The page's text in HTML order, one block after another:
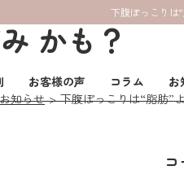
下腹ぽっこりは
お客様の声 コラム お
かも？
お知らせ 下腹ぽっこりは“脂肪”